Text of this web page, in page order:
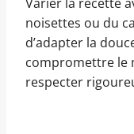
noisettes ou du
d’adapter la
compromettre le
respecter